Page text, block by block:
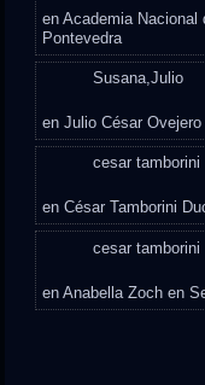
enAcademia Nacional
Pontevedra
Susana,Julio
enJulio César
cesar tamborini
enCésar Tamborini
cesar tamborini
enAnabella Zoch en